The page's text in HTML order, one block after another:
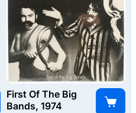
First Of The Big
Bands, 1974